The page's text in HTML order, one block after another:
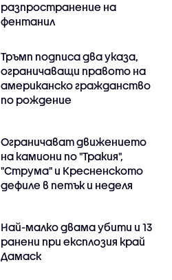
разпространение на
фентанил
Тръмп подписа два указа,
ограничаващи правото на
американско гражданство
по рождение
Ограничават движението
на камиони по "Тракия",
"Струма" и Кресненското
дефиле в петък и неделя
Най-малко двама убити и 13
ранени при експлозия край
Дамаск